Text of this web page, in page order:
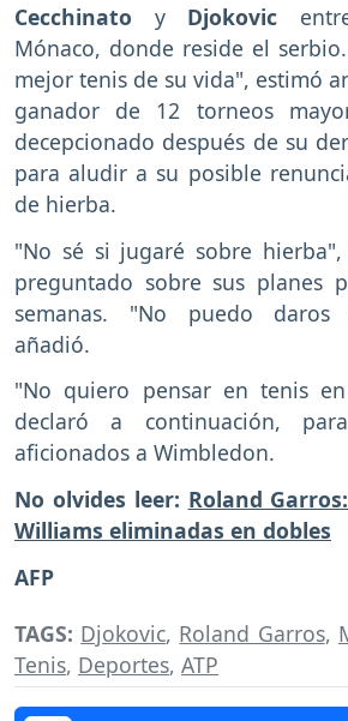
Cecchinato y Djokovic
Mónaco, donde reside el
mejor tenis de su vida", estimó
ganador de 12 torneos
decepcionado después de su
para aludir a su posible
de hierba.
"No sé si jugaré sobre
preguntado sobre sus planes
semanas. "No puedo daros
añadió.
"No quiero pensar en tenis
declaró a continuación,
aficionados a Wimbledon.
No olvides leer: Roland
Williams eliminadas en dobles
AFP
TAGS: Djokovic, Roland Garros,
Tenis, Deportes, ATP